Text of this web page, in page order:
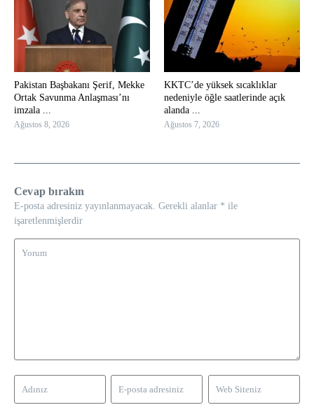
Pakistan Başbakanı Şerif, Mekke
Ortak Savunma Anlaşması’nı
imzala ...
Ağustos 8, 2026
KKTC’de yüksek sıcaklıklar
nedeniyle öğle saatlerinde açık
alanda ...
Ağustos 7, 2026
Cevap bırakın
E-posta adresiniz yayınlanmayacak. Gerekli alanlar * ile
işaretlenmişlerdir